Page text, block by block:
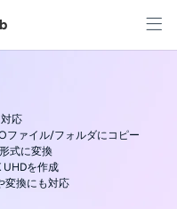
応
ファイル/フォルダにコピー
式に変換
UHDを作成
変換にも対応